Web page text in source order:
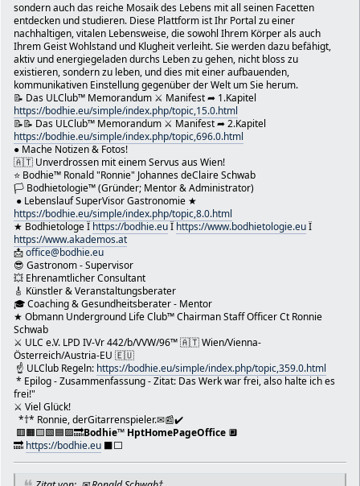
📙 eSchule: https://akademos.at
📕 eAkademie: https://bodhietologie.eu
📗 Bodhie*in: https://bodhiein.eu
* Box: https://bodhie.eu/box
* HptHP: https://bodhie.eu
* eSchule: https://akademos.at
* eAkademie: https://bodhietologie.eu
* Bodhie*in: https://bodhiein.eu
* ULC*Momen†s: https://bodhie.eu/moments
* Underground Life Club †Staffs: https://bodhie.eu/
* ULC Projekt Pilot*in: https://bodhie.eu/projekt
* WebMaster: https://bodhie.eu/smf
* Wien/Vienna News: https://bodhie.eu/news
* Literatur: https://bodhie.eu/anthologie
* Religion: https://bodhie.eu/hiob
* eBook: https://bodhie.eu/facebook
* Nichte Nicole (#nicielmaus.) Lisa HomePageOffice:
* BodhieShop: https://bodhie.eu/shop
* ULCsponsor: https://bodhie.eu/sponsor
* Psychelogie: https://www.psychelogie.eu
* Psychetologie: https://www.psychetologie.eu
* Resonanztherapie: https://www.resonanztherapie.eu
* Bioresonanztherapie: https://bio.resonanztherapie.eu
* HPHanko: https://bodhie.eu/hanko
* ULClub: https://bodhie.eu/ulclub
📩 office@bodhie.eu
📤 ronald.johannes.declaire.schwab@gmail.com
[hr]
Haftungsausschluss: Dieser Inhalt ist nur für
** Hier sind Links zu den verschiedenen Social-Media-
* Twitter:: https://twitter.com/RonaldSchwab1
* Facebook: https://facebook.com/bodhie.eu
Name (BlockBuchStaben)/eMail Addi/Adresse/Unterschrift:
Spende € ______.- liegt bei!
sondern auch das reiche Mosaik des Lebens mit all seinen Facetten
entdecken und studieren. Diese Plattform ist Ihr Portal zu einer
nachhaltigen, vitalen Lebensweise, die sowohl Ihrem Körper als auch
Ihrem Geist Wohlstand und Klugheit verleiht. Sie werden dazu befähigt,
aktiv und energiegeladen durchs Leben zu gehen, nicht bloss zu
existieren, sondern zu leben, und dies mit einer aufbauenden,
kommunikativen Einstellung gegenüber der Welt um Sie herum.
📝 Das ULClub™ Memorandum ⚔ Manifest ➦ 1.Kapitel
https://bodhie.eu/simple/index.php/topic,15.0.html
📝📝 Das ULClub™ Memorandum ⚔ Manifest ➦ 2.Kapitel
https://bodhie.eu/simple/index.php/topic,696.0.html
● Mache Notizen & Fotos!
🇦🇹 Unverdrossen mit einem Servus aus Wien!
⭐️ Bodhie™ Ronald "Ronnie" Johannes deClaire Schwab
🏳 Bodhietologie™ (Gründer; Mentor & Administrator)
● Lebenslauf SuperVisor Gastronomie ★
https://bodhie.eu/simple/index.php/topic,8.0.html
★ Bodhietologe Ï https://bodhie.euÏ https://www.bodhietologie.euÏ
https://www.akademos.at
📩office@bodhie.eu
😎 Gastronom - Supervisor
💥 Ehrenamtlicher Consultant
🎸 Künstler & Veranstaltungsberater
🎓 Coaching & Gesundheitsberater - Mentor
★ Obmann Underground Life Club™ Chairman Staff Officer Ct Ronnie
Schwab
⚔ ULC e.V. LPD IV-Vr 442/b/VVW/96™ 🇦🇹 Wien/Vienna-
Österreich/Austria-EU 🇪🇺
☝ ULClub Regeln: https://bodhie.eu/simple/index.php/topic,359.0.html
* Epilog - Zusammenfassung - Zitat: Das Werk war frei, also halte ich es
frei!"
⚔ Viel Glück!
*†* Ronnie, derGitarrenspieler.✉📰✔️
🟥🟧🟨🟩🟦🟪🔜Bodhie™ HptHomePageOffice 🔲
🔜 https://bodhie.eu ⬛️⬜️